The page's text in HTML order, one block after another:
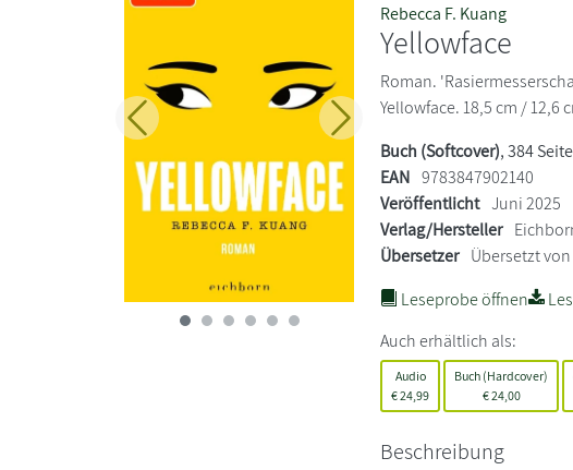
Zurück Weiter
Rebecca F. Kuang
Yellowface
Roman.
Yellowface. 18,5 cm / 12,6
Buch (Softcover), 384
EAN 9783847902140
Veröffentlicht Juni 2025
Verlag/Hersteller
Übersetzer Übersetzt
Leseprobe öffnen
Auch erhältlich als:
Audio
€24,99
Buch (Hardcover)
€24,00
Beschreibung